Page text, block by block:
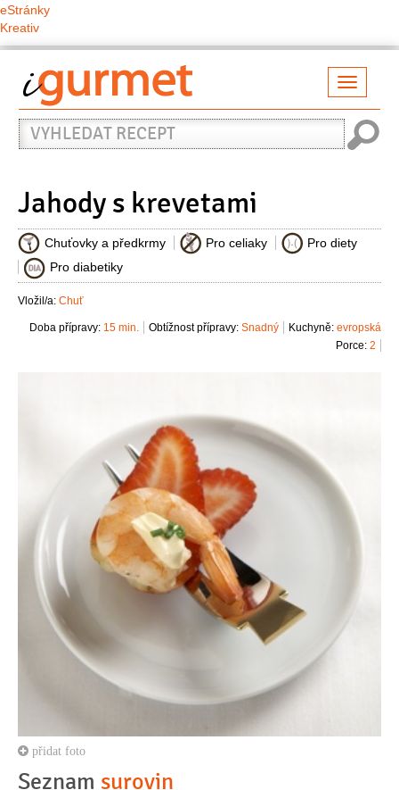
eStránky
Kreativ
Vyhledat
recept
Jahody s krevetami
Chuťovky a předkrmy Pro celiaky
Pro diety
Pro diabetiky
Vložil/a: Chuť
Kuchyně: evropská
Obtížnost přípravy: Snadný
Doba přípravy: 15 min.
Porce: 2
přidat foto
Seznam surovin